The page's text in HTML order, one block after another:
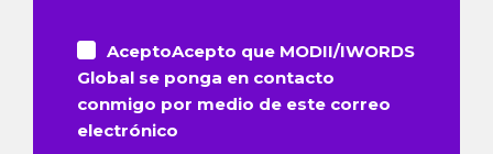
AceptoAcepto que MODII/IWORDS
Global se ponga en contacto
conmigo por medio de este correo
electrónico